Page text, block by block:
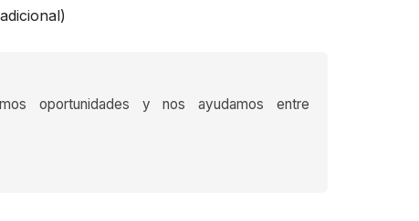
oportunidades y nos ayudamos entre